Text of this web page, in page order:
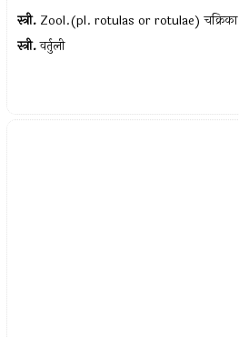
स्त्री. Zool.(pl. rotulas or rotulae) चक्रिका
स्त्री. वर्तुली